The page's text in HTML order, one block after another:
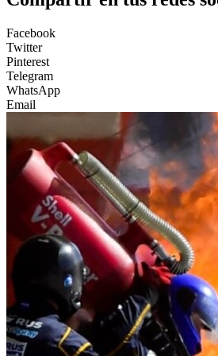
Facebook
Twitter
Pinterest
Telegram
WhatsApp
Email